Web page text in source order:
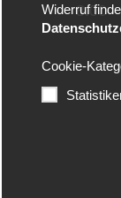
8:00 -
Widerruf
Cookie-